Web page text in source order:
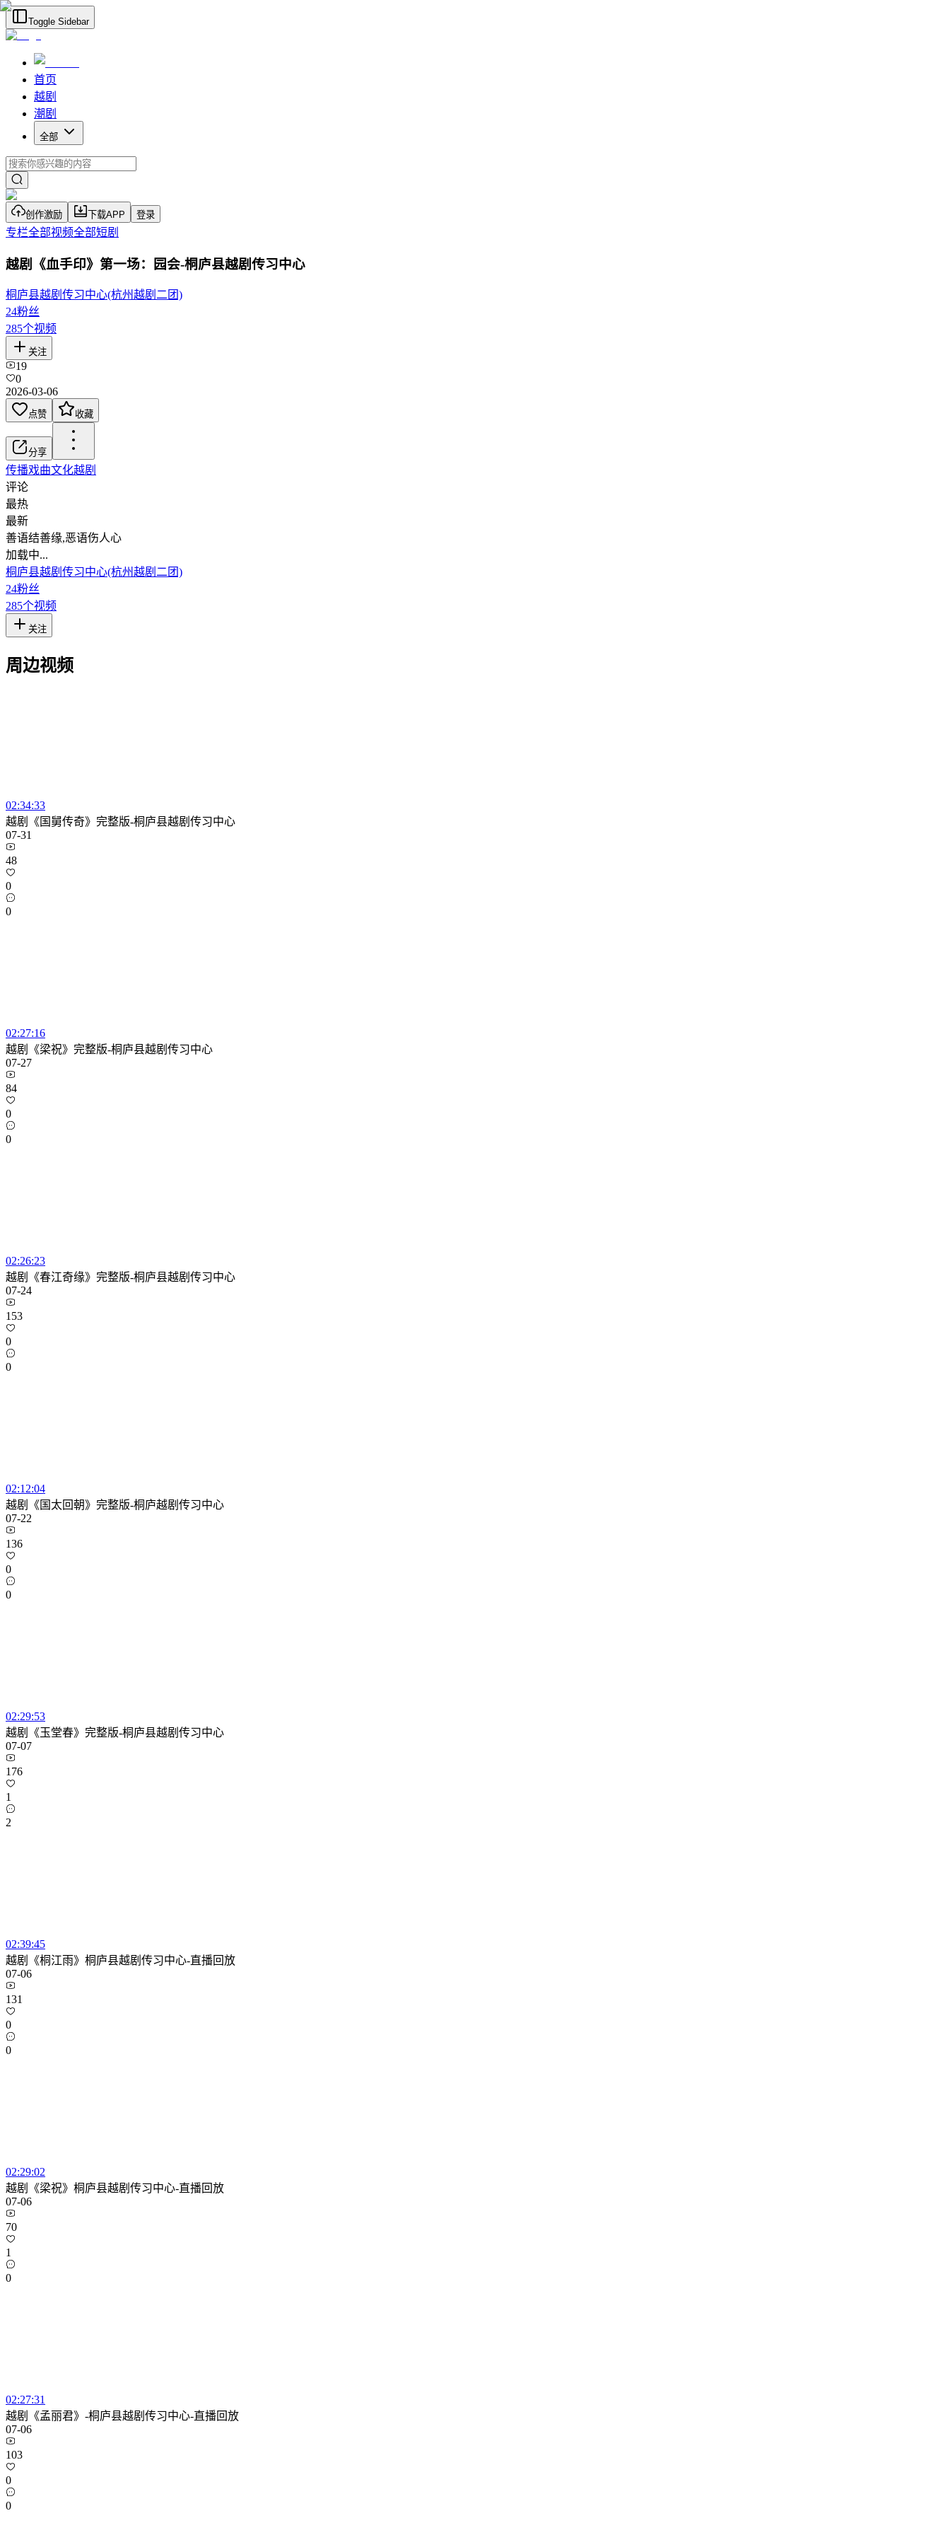
Toggle Sidebar
首页
越剧
潮剧
全部
创作激励 下载APP 登录
专栏全部视频全部短剧
越剧《血手印》第一场：园会-桐庐县越剧传习中心
桐庐县越剧传习中心(杭州越剧二团)
24粉丝
285个视频
关注
19
0
2026-03-06
点赞 收藏
分享
传播戏曲文化越剧
评论
最热
最新
善语结善缘,恶语伤人心
加载中...
桐庐县越剧传习中心(杭州越剧二团)
24粉丝
285个视频
关注
周边视频
02:34:33
越剧《国舅传奇》完整版-桐庐县越剧传习中心
07-31
48
0
0
02:27:16
越剧《梁祝》完整版-桐庐县越剧传习中心
07-27
84
0
0
02:26:23
越剧《春江奇缘》完整版-桐庐县越剧传习中心
07-24
153
0
0
02:12:04
越剧《国太回朝》完整版-桐庐越剧传习中心
07-22
136
0
0
02:29:53
越剧《玉堂春》完整版-桐庐县越剧传习中心
07-07
176
1
2
02:39:45
越剧《桐江雨》桐庐县越剧传习中心-直播回放
07-06
131
0
0
02:29:02
越剧《梁祝》桐庐县越剧传习中心-直播回放
07-06
70
1
0
02:27:31
越剧《孟丽君》-桐庐县越剧传习中心-直播回放
07-06
103
0
0